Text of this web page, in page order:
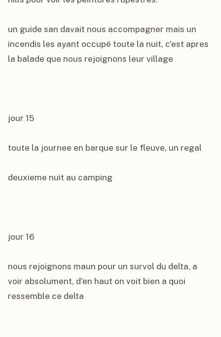
un guide san davait nous accompagner mais un
incendis les ayant occupé toute la nuit, c'est apres
la balade que nous rejoignons leur village
jour 15
toute la journee en barque sur le fleuve, un regal
deuxieme nuit au camping
jour 16
nous rejoignons maun pour un survol du delta, a
voir absolument, d'en haut on voit bien a quoi
ressemble ce delta